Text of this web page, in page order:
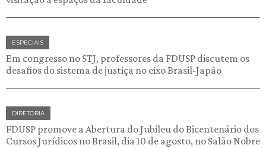
ESPECIAIS
Em congresso no STJ, professores da FDUSP discutem os
desafios do sistema de justiça no eixo Brasil-Japão
DIRETORIA
FDUSP promove a Abertura do Jubileu do Bicentenário dos
Cursos Jurídicos no Brasil, dia 10 de agosto, no Salão Nobre